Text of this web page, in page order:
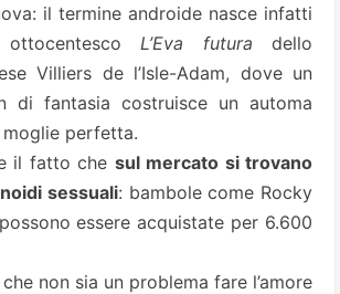
il termine androide nasce infatti
ottocentescoL’Eva futura dello
Villiers de l’Isle-Adam, dove un
di fantasia costruisce un automa
perfetta.
il fatto che sul mercato si trovano
sessuali: bambole come Rocky
essere acquistate per 6.600
non sia un problema fare l’amore